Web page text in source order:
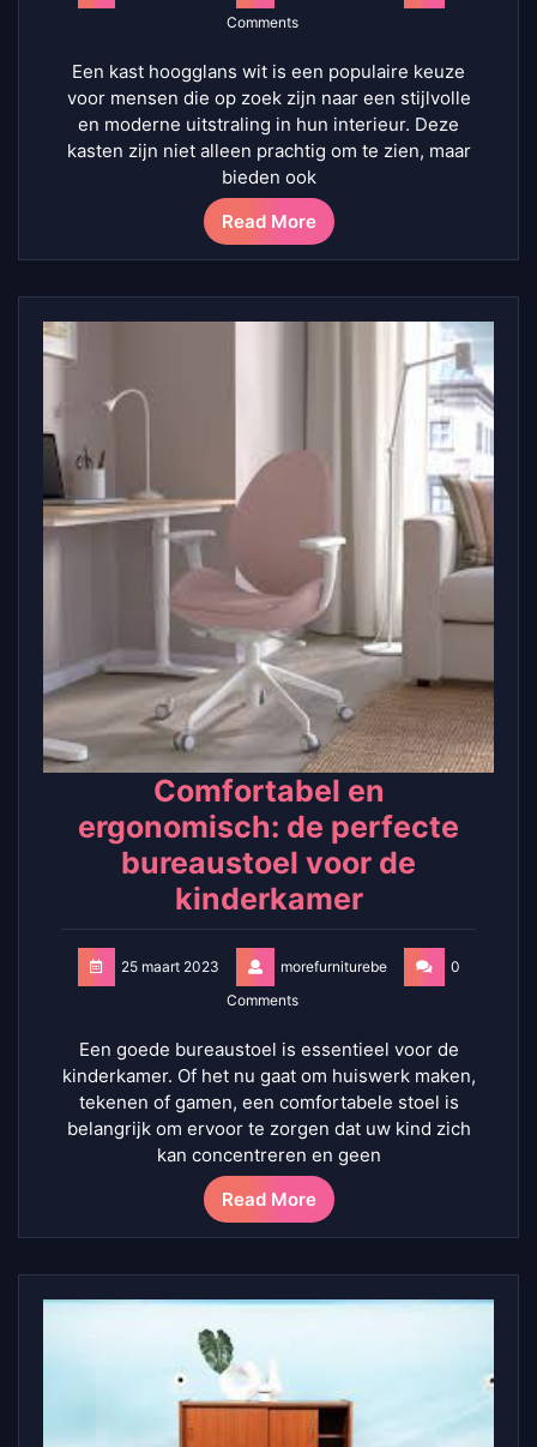
Comments
Een kast hoogglans wit is een populaire keuze
voor mensen die op zoek zijn naar een stijlvolle
en moderne uitstraling in hun interieur. Deze
kasten zijn niet alleen prachtig om te zien, maar
bieden ook
Read More
Comfortabel en
ergonomisch: de perfecte
bureaustoel voor de
kinderkamer
25 maart 2023 morefurniturebe
0
Comments
Een goede bureaustoel is essentieel voor de
kinderkamer. Of het nu gaat om huiswerk maken,
tekenen of gamen, een comfortabele stoel is
belangrijk om ervoor te zorgen dat uw kind zich
kan concentreren en geen
Read More